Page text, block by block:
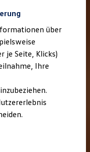
über
je Seite, Klicks)
Ihre